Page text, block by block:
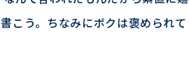
こう。ちなみにボクは褒められて